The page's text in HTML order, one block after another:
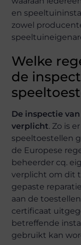
en
zowel
Welke
de
De inspectie
verplicht. Zo is
speeltoestellen
de Europese
beheerder cq.
verplicht om dit
gepaste
aan de
certificaat
betreffende
gebruikt kan